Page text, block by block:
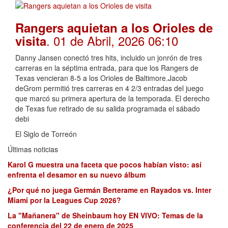
Rangers aquietan a los Orioles de
visita. 01 de Abril, 2026 06:10
Danny Jansen conectó tres hits, incluido un jonrón de tres
carreras en la séptima entrada, para que los Rangers de
Texas vencieran 8-5 a los Orioles de Baltimore.Jacob
deGrom permitió tres carreras en 4 2/3 entradas del juego
que marcó su primera apertura de la temporada. El derecho
de Texas fue retirado de su salida programada el sábado
debi
El Siglo de Torreón
Últimas noticias
Karol G muestra una faceta que pocos habían visto: así
enfrenta el desamor en su nuevo álbum
¿Por qué no juega Germán Berterame en Rayados vs. Inter
Miami por la Leagues Cup 2026?
La "Mañanera" de Sheinbaum hoy EN VIVO: Temas de la
conferencia del 22 de enero de 2025